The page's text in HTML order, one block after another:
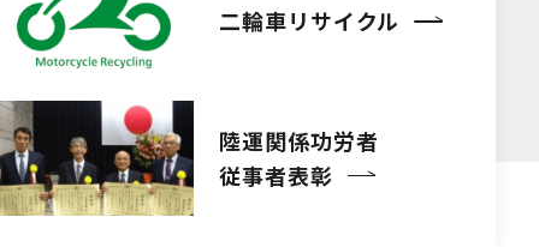
二輪車リサイクル
陸運関係功労者
従事者表彰